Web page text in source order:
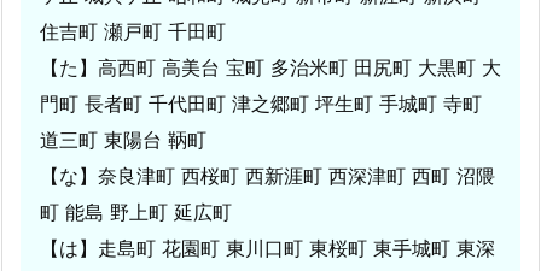
0
8
年
登
鍵
作
成
住吉町 瀬戸町 千田町
【た】高西町 高美台 宝町 多治米町 田尻町 大黒町 大
門町 長者町 千代田町 津之郷町 坪生町 手城町 寺町
道三町 東陽台 鞆町
【な】奈良津町 西桜町 西新涯町 西深津町 西町 沼隈
町 能島 野上町 延広町
【は】走島町 花園町 東川口町 東桜町 東手城町 東深